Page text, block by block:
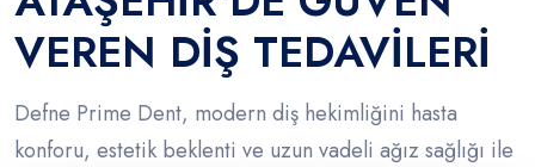
VEREN DIŞ TEDAVILERI
Defne Prime Dent, modern diş hekimliğini hasta
konforu, estetik beklenti ve uzun vadeli ağız sağlığı ile